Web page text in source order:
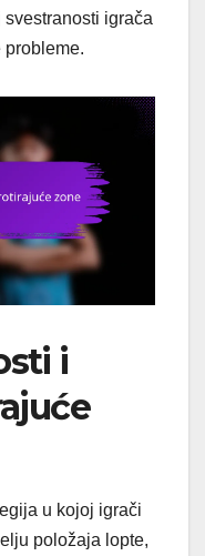
igrača
i
u kojoj igrači
položaja lopte,